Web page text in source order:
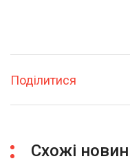
Поділитися
Схожі